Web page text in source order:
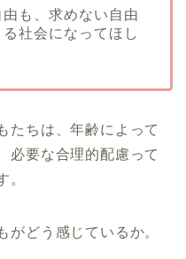
も、求めない自由
社会になってほし
たちは、年齢によって
必要な合理的配慮って
。
がどう感じているか。